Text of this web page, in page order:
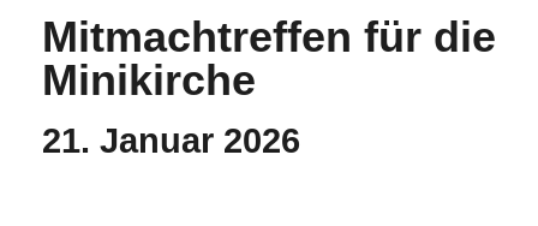
Mitmachtreffen für die
Minikirche
21. Januar 2026